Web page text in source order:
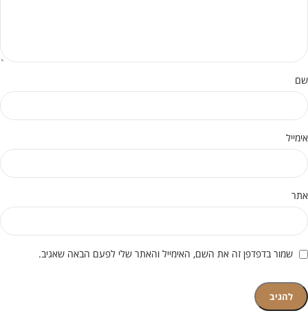
שם
אימייל
אתר
שמור בדפדפן זה את השם, האימייל והאתר שלי לפעם הבאה שאגיב.